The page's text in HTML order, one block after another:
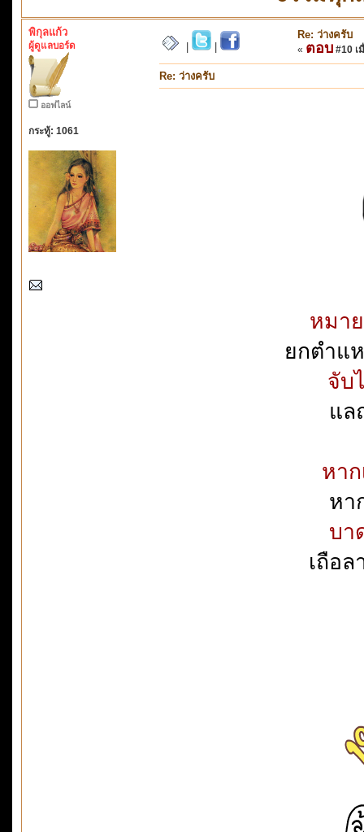
พิกุลแก้ว
ผู้ดูแลบอร์ด
ออฟไลน์
กระทู้: 1061
Re: ว่างครับ
« ตอบ #10 เ
Re: ว่างครับ
หมา
ยกตำแ
จับ
แล
หา
หา
บา
เถือ